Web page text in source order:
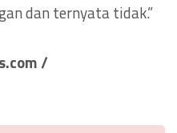
dan ternyata tidak.”
/